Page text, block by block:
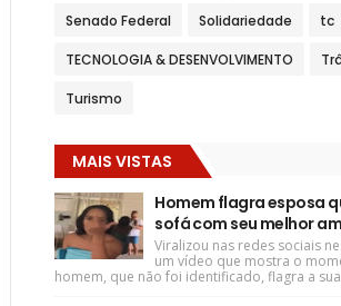
Senado Federal Solidariedade tc
TECNOLOGIA & DESENVOLVIMENTO
Turismo
MAIS VISTAS
Homem flagra esposa
sofá com seu melhor
Viralizou nas redes sociais
um vídeo que mostra o
homem, que não foi identificado, flagra a